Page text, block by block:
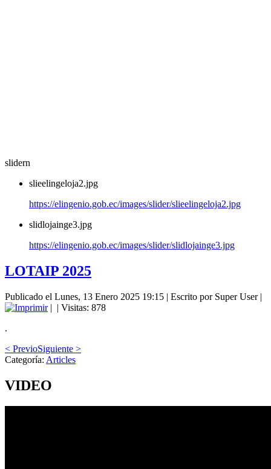
slidern
slieelingeloja2.jpg
https://elingenio.gob.ec/images/slider/slieelingeloja2.jpg
slidlojainge3.jpg
https://elingenio.gob.ec/images/slider/slidlojainge3.jpg
LOTAIP 2025
Publicado el Lunes, 13 Enero 2025 19:15 | Escrito por Super User|
| | Visitas: 878
.
< PrevioSiguiente >
Categoría: Articles
VIDEO